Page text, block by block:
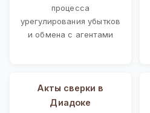
процесса
урегулирования убытков
и обмена с агентами
Акты сверки в
Диадоке